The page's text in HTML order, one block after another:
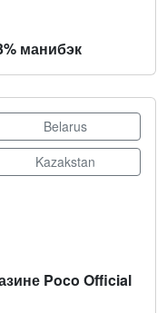
манибэк
Belarus
Kazakstan
Poco Official